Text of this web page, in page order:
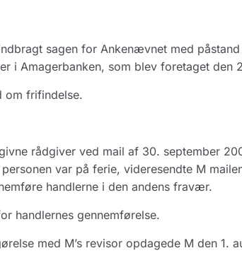
sagen for Ankenævnet med
i Amagerbanken, som blev foretaget den
om frifindelse.
rådgiver ved mail af 30. september
var på ferie, videresendte M
handlerne i den andens fravær.
handlernes gennemførelse.
med M’s revisor opdagede M den 1.